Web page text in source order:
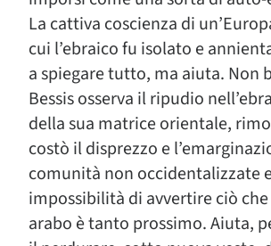
La cattiva coscienza di
cui l’ebraico fu isolato e
a spiegare tutto, ma aiuta. Non
Bessis osserva il ripudio
della sua matrice orientale,
costò il disprezzo e
comunità non occidentalizzate
impossibilità di avvertire ciò
arabo è tanto prossimo. Aiuta,